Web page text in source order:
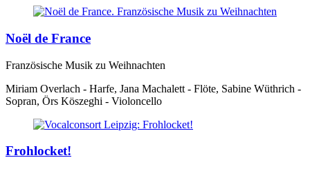
Noël de France
Französische Musik zu Weihnachten
Miriam Overlach - Harfe, Jana Machalett - Flöte, Sabine Wüthrich -
Sopran, Örs Köszeghi - Violoncello
Frohlocket!